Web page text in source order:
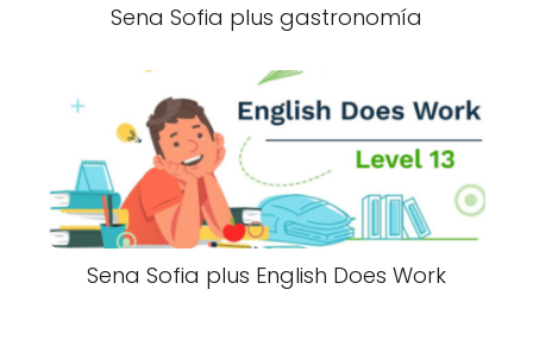
Sena Sofia plus gastronomía
Sena Sofia plus English Does Work